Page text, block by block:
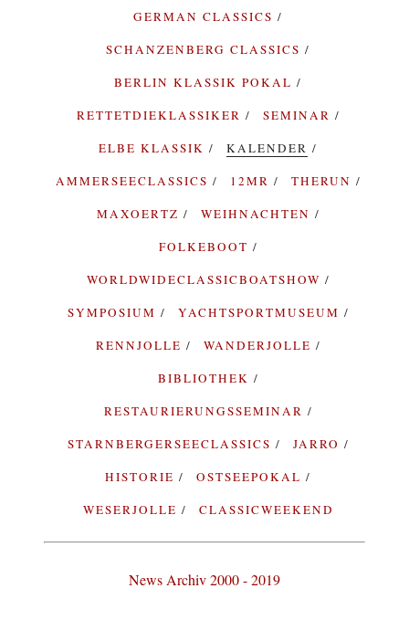
GERMAN CLASSICS
SCHANZENBERG CLASSICS
BERLIN KLASSIK POKAL
RETTETDIEKLASSIKER
SEMINAR
ELBE KLASSIK
KALENDER
AMMERSEECLASSICS
12MR
THERUN
MAXOERTZ
WEIHNACHTEN
FOLKEBOOT
WORLDWIDECLASSICBOATSHOW
SYMPOSIUM
YACHTSPORTMUSEUM
RENNJOLLE
WANDERJOLLE
BIBLIOTHEK
RESTAURIERUNGSSEMINAR
STARNBERGERSEECLASSICS
JARRO
HISTORIE
OSTSEEPOKAL
WESERJOLLE
CLASSICWEEKEND
News Archiv 2000 - 2019